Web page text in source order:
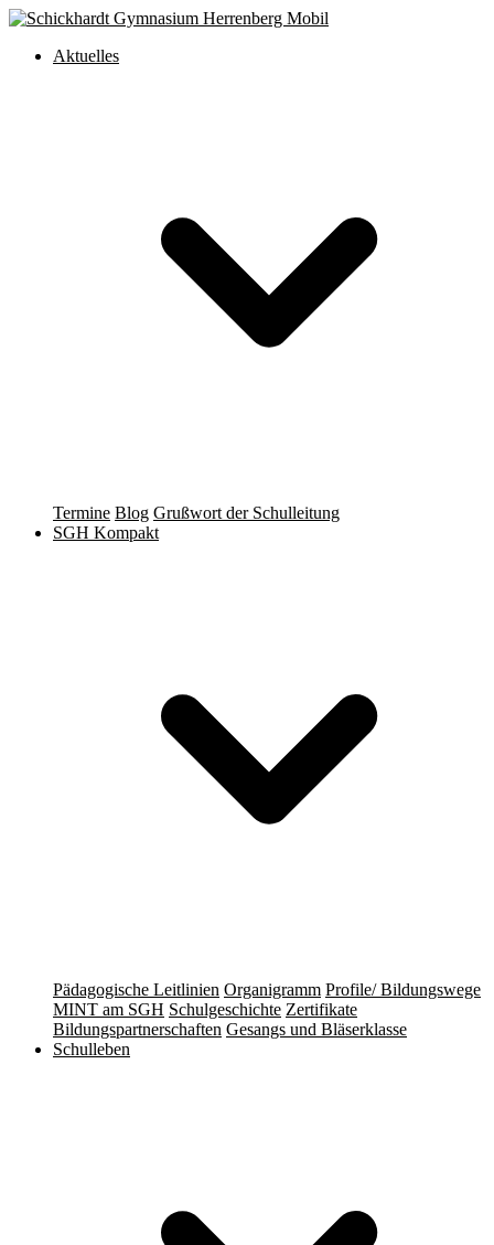
Aktuelles
Termine Blog Grußwort der Schulleitung
SGH Kompakt
Pädagogische Leitlinien Organigramm Profile/ Bildungswege
MINT am SGH Schulgeschichte Zertifikate
Bildungspartnerschaften Gesangs und Bläserklasse
Schulleben